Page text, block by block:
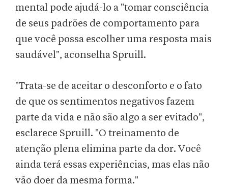
mental pode ajudá-lo a "tomar consciência
de seus padrões de comportamento para
que você possa escolher uma resposta mais
saudável", aconselha Spruill.
"Trata-se de aceitar o desconforto e o fato
de que os sentimentos negativos fazem
parte da vida e não são algo a ser evitado",
esclarece Spruill. "O treinamento de
atenção plena elimina parte da dor. Você
ainda terá essas experiências, mas elas não
vão doer da mesma forma."